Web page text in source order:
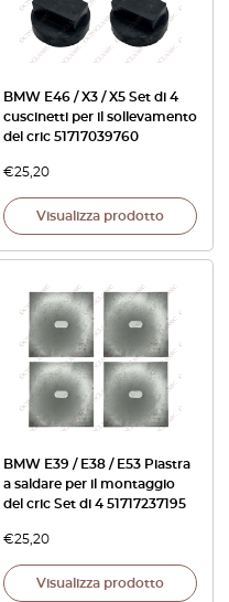
BMW E46 / X3 / X5 Set di 4
cuscinetti per il sollevamento
del cric 51717039760
€25,20
Visualizza prodotto
BMW E39 / E38 / E53 Piastra
a saldare per il montaggio
del cric Set di 4 51717237195
€25,20
Visualizza prodotto